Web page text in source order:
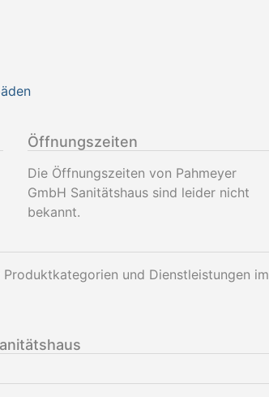
Öffnungszeiten
Die Öffnungszeiten von Pahmeyer
GmbH Sanitätshaus sind leider nicht
bekannt.
und Dienstleistungen im